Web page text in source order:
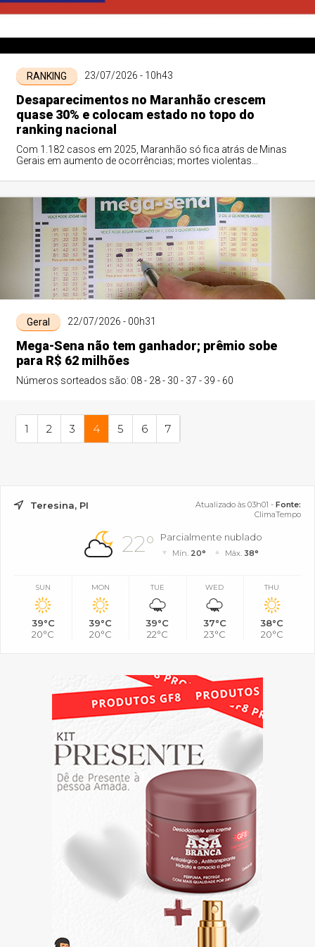
RANKING 23/07/2026 - 10h43
Desaparecimentos no Maranhão crescem
quase 30% e colocam estado no topo do
ranking nacional
Com 1.182 casos em 2025, Maranhão só fica atrás de Minas
Gerais em aumento de ocorrências; mortes violentas
Geral 22/07/2026 - 00h31
Mega-Sena não tem ganhador; prêmio sobe
para R$ 62 milhões
Números sorteados são: 08 - 28 - 30 - 37 - 39 - 60
1 2 3 4 5 6 7
Teresina, PI Atualizado às 03h01 - Fonte:
ClimaTempo
22° Parcialmente nublado
Mín. 20° Máx. 38°
SUN
39°C
20°C
MON
39°C
20°C
TUE
39°C
22°C
WED
37°C
23°C
THU
38°C
20°C